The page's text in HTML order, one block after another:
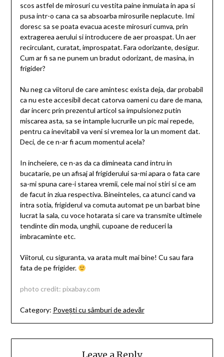
scos astfel de mirosuri cu vestita paine inmuiata in apa si
pusa intr-o cana ca sa absoarba mirosurile neplacute. Imi
doresc sa se poata evacua aceste mirosuri cumva, prin
extragerea aerului si introducere de aer proaspat. Un aer
recirculant, curatat, improspatat. Fara odorizante, desigur.
Cum ar fi sa ne punem un bradut odorizant, de masina, in
frigider?
Nu neg ca viitorul de care amintesc exista deja, dar probabil
ca nu este accesibil decat catorva oameni cu dare de mana,
dar incerc prin prezentul articol sa impulsionez putin
miscarea asta, sa se intample lucrurile un pic mai repede,
pentru ca inevitabil va veni si vremea lor la un moment dat.
Deci, de ce n-ar fi acum momentul acela?
In incheiere, ce n-as da ca dimineata cand intru in
bucatarie, pe un afisaj al frigiderului sa-mi apara o fata care
sa-mi spuna care-i starea vremii, cele mai noi stiri si ce am
de facut in ziua respectiva. Bineinteles, ca atunci cand va
intra sotia, frigiderul va comuta automat pe un barbat bine
lucrat la sala, cu voce hotarata si care va transmite ultimele
tendinte din moda, unghii, cupoane de reduceri la
imbracaminte etc.
Viitorul, cu siguranta, va arata mult mai bine! Cu sau fara
fata de pe frigider.
photo credit: pixabay.com
Category: Povești cu sâmburi de adevăr
Leave a Reply